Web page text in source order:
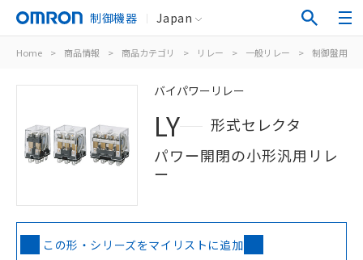
制御機器 Japan
Home > 商品情報 > 商品カテゴリ > リレー > 一般リレー > 制御盤用
バイパワーリレー
LY
形式セレクタ
パワー開閉の小形汎用リレ
ー
この形・シリーズをマイリストに追加